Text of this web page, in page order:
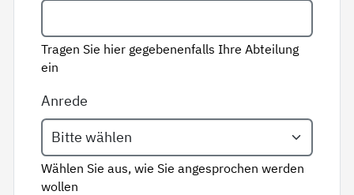
Tragen Sie hier gegebenenfalls Ihre Abteilung
ein
Anrede
Wählen Sie aus, wie Sie angesprochen werden
wollen